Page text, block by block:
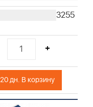
4145
4147
4148
4154
4166
4195
3255
+
Поставка из РФ или EU до 15-20 дн. В корзину